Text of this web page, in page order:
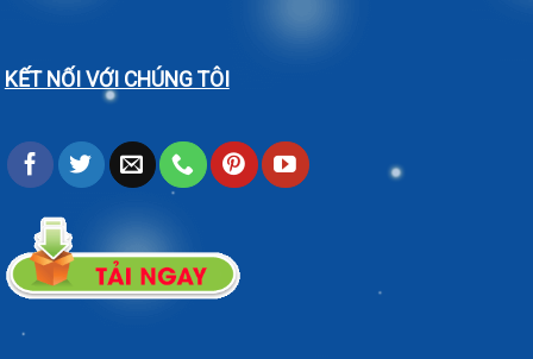
KẾT NỐI VỚI CHÚNG TÔI